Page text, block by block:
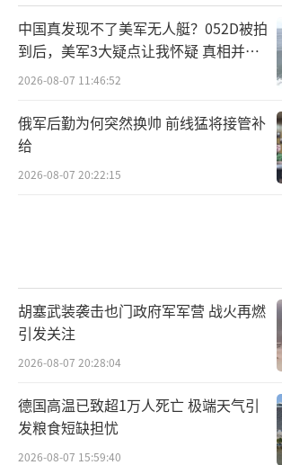
中国真发现不了美军无人艇？052D被拍
到后，美军3大疑点让我怀疑 真相并非
如此
2026-08-07 11:46:52
俄军后勤为何突然换帅 前线猛将接管补
给
2026-08-07 20:22:15
胡塞武装袭击也门政府军军营 战火再燃
引发关注
2026-08-07 20:28:04
德国高温已致超1万人死亡 极端天气引
发粮食短缺担忧
2026-08-07 15:59:40